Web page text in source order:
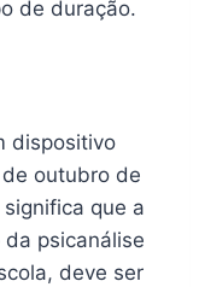
de duração.
dispositivo
outubro de
que a
psicanálise
deve ser